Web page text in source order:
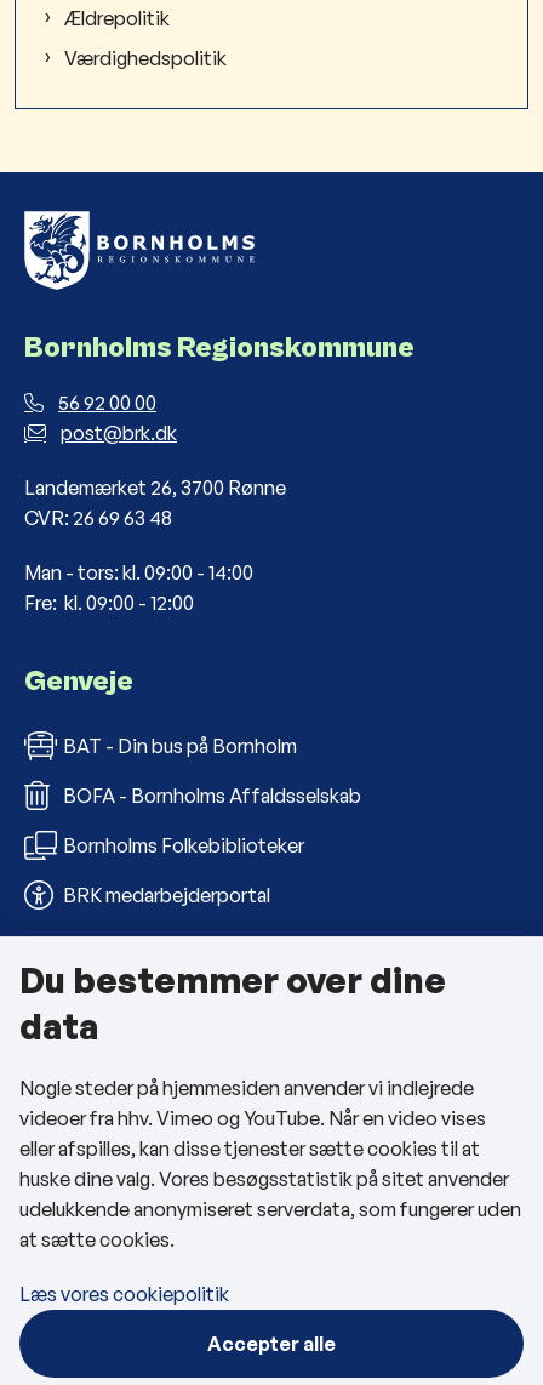
Ældrepolitik
Værdighedspolitik
Bornholms Regionskommune
56 92 00 00
post@brk.dk
Landemærket 26, 3700 Rønne
CVR: 26 69 63 48
Man - tors: kl. 09:00 - 14:00
Fre: kl. 09:00 - 12:00
Genveje
BAT - Din bus på Bornholm
BOFA - Bornholms Affaldsselskab
Bornholms Folkebiblioteker
BRK medarbejderportal
Om kommunen
Kontakt os
Telefon- og åbningstider
Tilgængelighedserklæring
Privatlivspolitik
Cookies
Følg os
Du bestemmer over dine
data
Nogle steder på hjemmesiden anvender vi indlejrede
videoer fra hhv. Vimeo og YouTube. Når en video vises
eller afspilles, kan disse tjenester sætte cookies til at
huske dine valg. Vores besøgsstatistik på sitet anvender
udelukkende anonymiseret serverdata, som fungerer uden
at sætte cookies.
Læs vores cookiepolitik
Accepter alle